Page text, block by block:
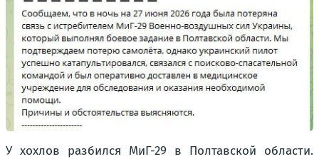
У хохлов разбился МиГ-29 в Полтавской области.